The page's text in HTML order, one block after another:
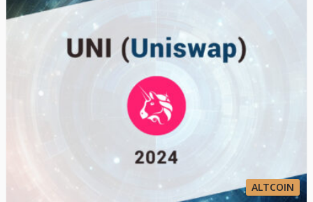
ALTCOIN